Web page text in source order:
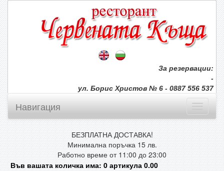
За резервации:
-
ул. Борис Христов № 6 - 0887 556 537
Навигация
БЕЗПЛАТНА ДОСТАВКА!
Минимална поръчка 15 лв.
Работно време от 11:00 до 23:00
Във вашата количка има:0артикула0.00